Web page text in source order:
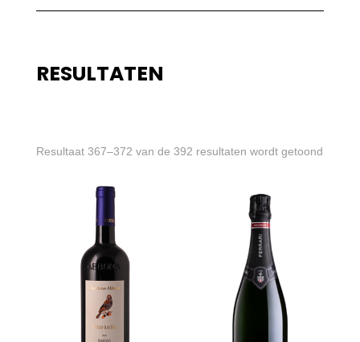
RESULTATEN
Resultaat 367–372 van de 392 resultaten wordt getoond